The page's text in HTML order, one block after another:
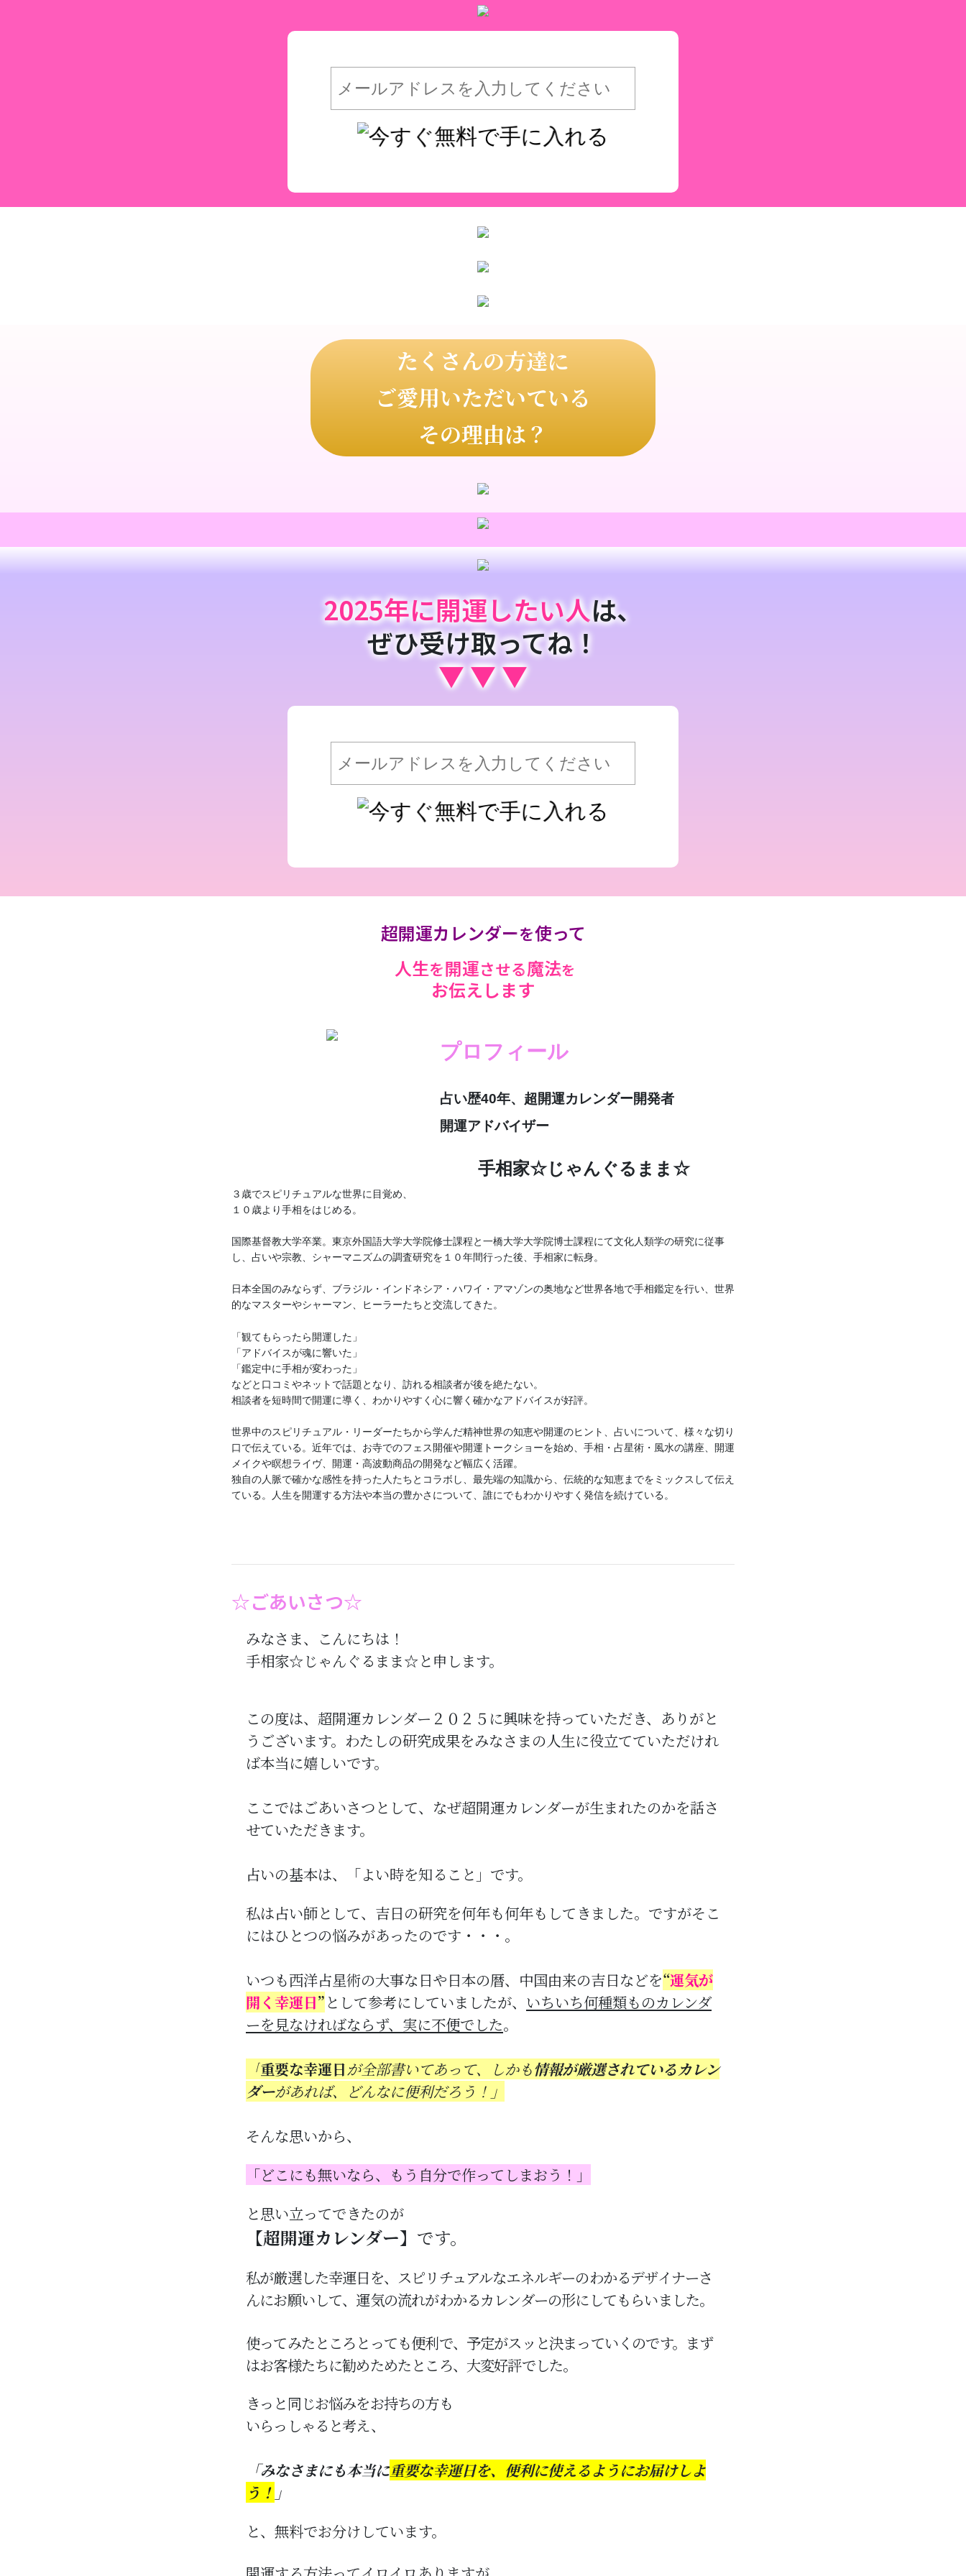
たくさんの方達に
ご愛用いただいている
その理由は？
2025年に開運したい人は、
ぜひ受け取ってね！
▼ ▼ ▼
超開運カレンダーを使って
人生を開運させる魔法を
お伝えします
プロフィール
占い歴40年、超開運カレンダー開発者
開運アドバイザー
手相家☆じゃんぐるまま☆
３歳でスピリチュアルな世界に目覚め、
１０歳より手相をはじめる。
国際基督教大学卒業。東京外国語大学大学院修士課程と一橋大学大学院博士課程にて文化人類学の研究に従事
し、占いや宗教、シャーマニズムの調査研究を１０年間行った後、手相家に転身。
日本全国のみならず、ブラジル・インドネシア・ハワイ・アマゾンの奥地など世界各地で手相鑑定を行い、世界
的なマスターやシャーマン、ヒーラーたちと交流してきた。
「観てもらったら開運した」
「アドバイスが魂に響いた」
「鑑定中に手相が変わった」
などと口コミやネットで話題となり、訪れる相談者が後を絶たない。
相談者を短時間で開運に導く、わかりやすく心に響く確かなアドバイスが好評。
世界中のスピリチュアル・リーダーたちから学んだ精神世界の知恵や開運のヒント、占いについて、様々な切り
口で伝えている。近年では、お寺でのフェス開催や開運トークショーを始め、手相・占星術・風水の講座、開運
メイクや瞑想ライヴ、開運・高波動商品の開発など幅広く活躍。
独自の人脈で確かな感性を持った人たちとコラボし、最先端の知識から、伝統的な知恵までをミックスして伝え
ている。人生を開運する方法や本当の豊かさについて、誰にでもわかりやすく発信を続けている。
☆ごあいさつ☆
みなさま、こんにちは！
手相家☆じゃんぐるまま☆と申します。
この度は、超開運カレンダー２０２５に興味を持っていただき、ありがと
うございます。わたしの研究成果をみなさまの人生に役立てていただけれ
ば本当に嬉しいです。
ここではごあいさつとして、なぜ超開運カレンダーが生まれたのかを話さ
せていただきます。
占いの基本は、「よい時を知ること」です。
私は占い師として、吉日の研究を何年も何年もしてきました。ですがそこ
にはひとつの悩みがあったのです・・・。
いつも西洋占星術の大事な日や日本の暦、中国由来の吉日などを“運気が
開く幸運日” として参考にしていましたが、 いちいち何種類ものカレンダ
ーを見なければならず、実に不便でした。
「重要な幸運日が全部書いてあって、しかも情報が厳選されているカレン
ダーがあれば、どんなに便利だろう！」
そんな思いから、
「どこにも無いなら、もう自分で作ってしまおう！」
と思い立ってできたのが
【超開運カレンダー】 です。
私が厳選した幸運日を、スピリチュアルなエネルギーのわかるデザイナーさ
んにお願いして、運気の流れがわかるカレンダーの形にしてもらいました。
使ってみたところとっても便利で、予定がスッと決まっていくのです。まず
はお客様たちに勧めためたところ、大変好評でした。
きっと同じお悩みをお持ちの方も
いらっしゃると考え、
「みなさまにも本当に重要な幸運日を、便利に使えるようにお届けしよ
う！ 」
と、無料でお分けしています。